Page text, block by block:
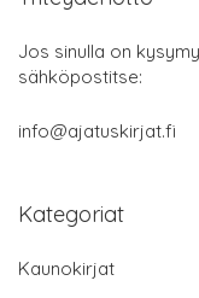
Jos sinulla on
sähköpostitse:
info@ajatuskirjat.fi
Kategoriat
Kaunokirjat